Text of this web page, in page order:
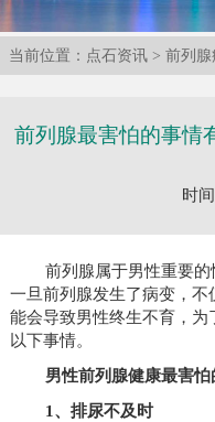
当前位置： 点石资讯 > 前列腺
前列腺最害怕的事情
时
前列腺属于男性重要的
一旦前列腺发生了病变，
能会导致男性终生不育，
以下事情。
男性前列腺健康最害怕
1、排尿不及时